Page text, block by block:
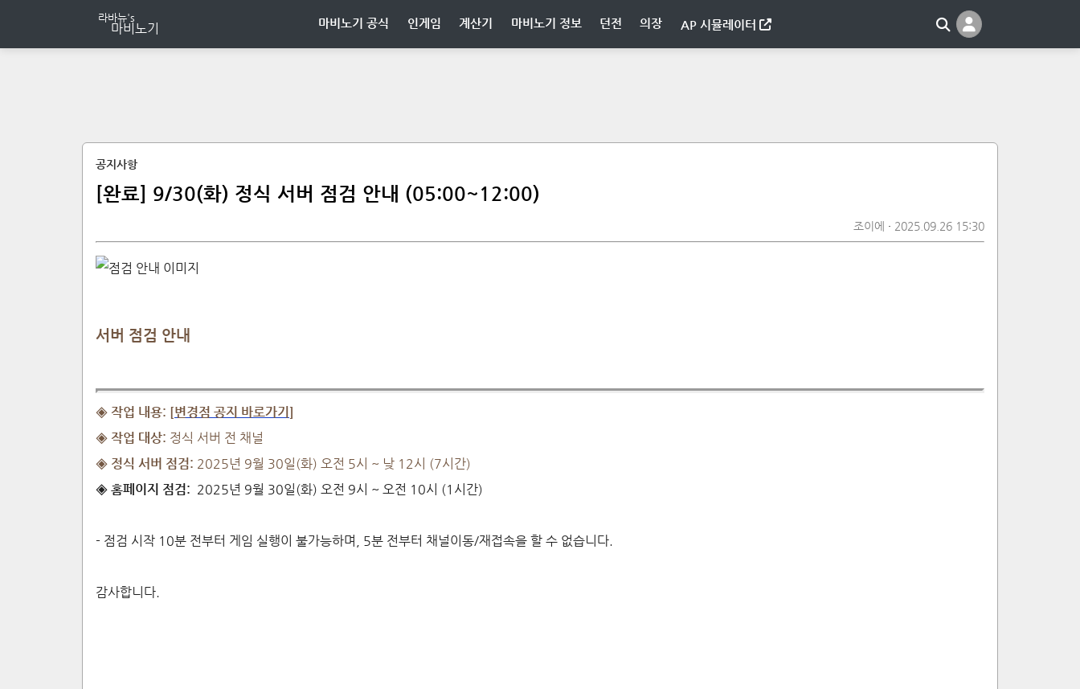
마비노기 공식 인게임 계산기 마비노기 정보 던전 의장 AP 시뮬레이터
공지사항
[완료] 9/30(화) 정식 서버 점검 안내 (05:00~12:00)
조이에 2025.09.26 15:30
서버 점검 안내
◈ 작업 내용: [변경점 공지 바로가기 ]
◈ 작업 대상: 정식 서버 전 채널
◈ 정식 서버 점검: 2025년 9월 30일(화) 오전 5시 ~ 낮 12시 (7시간)
◈ 홈페이지 점검: 2025년 9월 30일(화) 오전 9시 ~ 오전 10시 (1시간)
- 점검 시작 10분 전부터 게임 실행이 불가능하며, 5분 전부터 채널이동/재접속을 할 수 없습니다.
감사합니다.